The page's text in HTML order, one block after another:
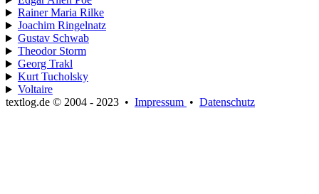
Rainer Maria Rilke
Joachim Ringelnatz
Gustav Schwab
Theodor Storm
Georg Trakl
Kurt Tucholsky
Voltaire
textlog.de © 2004 - 2023 • Impressum • Datenschutz